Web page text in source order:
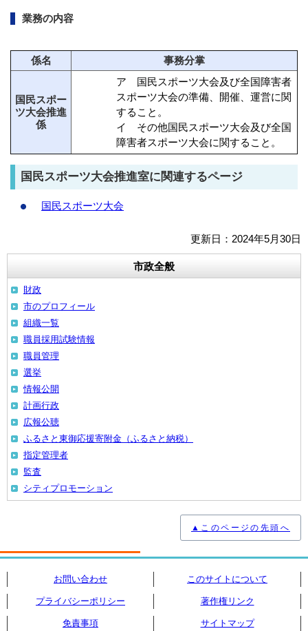
業務の内容
係名 事務分掌
国民スポー
ツ大会推進
係
ア 国民スポーツ大会及び全国障害者
スポーツ大会の準備、開催、運営に関
すること。
イ その他国民スポーツ大会及び全国
障害者スポーツ大会に関すること。
国民スポーツ大会推進室に関連するページ
国民スポーツ大会
更新日：2024年5月30日
市政全般
財政
市のプロフィール
組織一覧
職員採用試験情報
職員管理
選挙
情報公開
計画行政
広報公聴
ふるさと東御応援寄附金（ふるさと納税）
指定管理者
監査
シティプロモーション
▲このページの先頭へ
お問い合わせ このサイトについて
プライバシーポリシー 著作権リンク
免責事項 サイトマップ